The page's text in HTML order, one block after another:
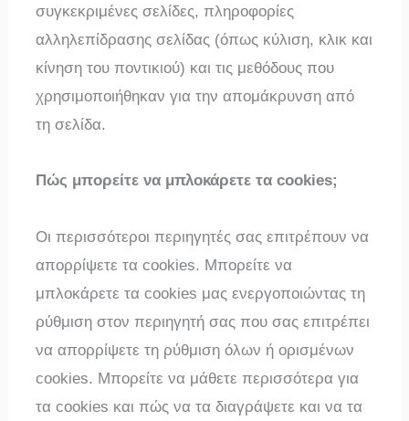
συγκεκριμένες σελίδες, πληροφορίες
αλληλεπίδρασης σελίδας (όπως κύλιση, κλικ και
κίνηση του ποντικιού) και τις μεθόδους που
χρησιμοποιήθηκαν για την απομάκρυνση από
τη σελίδα.
Πώς μπορείτε να μπλοκάρετε τα cookies;
Οι περισσότεροι περιηγητές σας επιτρέπουν να
απορρίψετε τα cookies. Μπορείτε να
μπλοκάρετε τα cookies μας ενεργοποιώντας τη
ρύθμιση στον περιηγητή σας που σας επιτρέπει
να απορρίψετε τη ρύθμιση όλων ή ορισμένων
cookies. Μπορείτε να μάθετε περισσότερα για
τα cookies και πώς να τα διαγράψετε και να τα